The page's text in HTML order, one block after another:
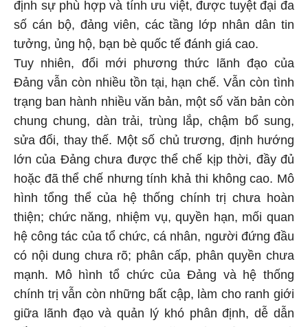
định sự phù hợp và tính ưu việt, được tuyệt đại đa
số cán bộ, đảng viên, các tầng lớp nhân dân tin
tưởng, ủng hộ, bạn bè quốc tế đánh giá cao.
Tuy nhiên, đổi mới phương thức lãnh đạo của
Đảng vẫn còn nhiều tồn tại, hạn chế. Vẫn còn tình
trạng ban hành nhiều văn bản, một số văn bản còn
chung chung, dàn trải, trùng lắp, chậm bổ sung,
sửa đổi, thay thế. Một số chủ trương, định hướng
lớn của Đảng chưa được thể chế kịp thời, đầy đủ
hoặc đã thể chế nhưng tính khả thi không cao. Mô
hình tổng thể của hệ thống chính trị chưa hoàn
thiện; chức năng, nhiệm vụ, quyền hạn, mối quan
hệ công tác của tổ chức, cá nhân, người đứng đầu
có nội dung chưa rõ; phân cấp, phân quyền chưa
mạnh. Mô hình tổ chức của Đảng và hệ thống
chính trị vẫn còn những bất cập, làm cho ranh giới
giữa lãnh đạo và quản lý khó phân định, dễ dẫn